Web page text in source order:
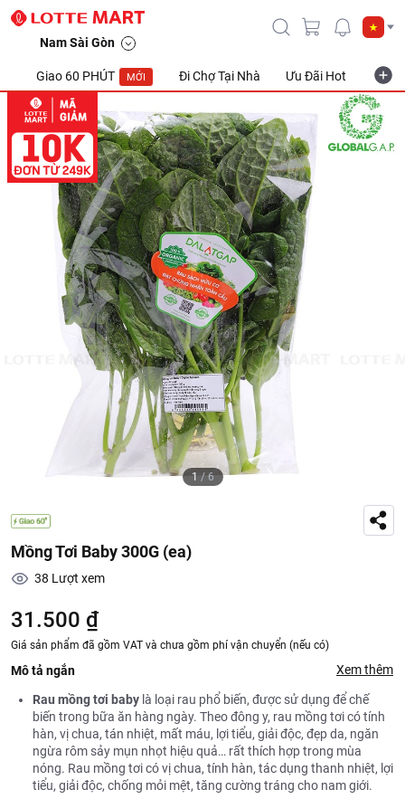
Nam Sài Gòn
Giao 60 PHÚT MỚI Đi Chợ Tại Nhà Ưu Đãi Hot
1 / 6
Mồng Tơi Baby 300G (ea)
38 Lượt xem
31.500 ₫
Giá sản phẩm đã gồm VAT và chưa gồm phí vận chuyển (nếu có)
Mô tả ngắn Xem thêm
Rau mồng tơi baby là loại rau phổ biến, được sử dụng để chế
biến trong bữa ăn hàng ngày. Theo đông y, rau mồng tơi có tính
hàn, vị chua, tán nhiệt, mất máu, lợi tiểu, giải độc, đẹp da, ngăn
ngừa rôm sảy mụn nhọt hiệu quả… rất thích hợp trong mùa
nóng. Rau mồng tơi có vị chua, tính hàn, tác dụng thanh nhiệt, lợi
tiểu, giải độc, chống mỏi mệt, tăng cường tráng cho nam giới.